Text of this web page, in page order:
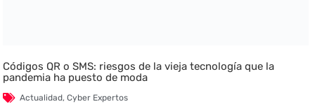
Códigos QR o SMS: riesgos de la vieja tecnología que la
pandemia ha puesto de moda
Actualidad,Cyber Expertos